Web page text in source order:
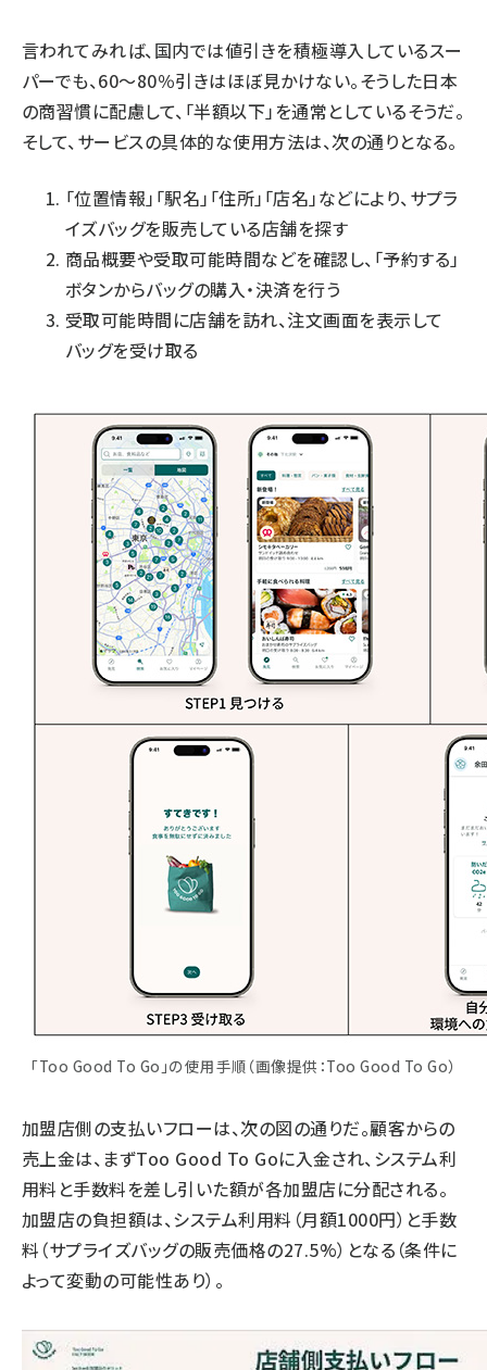
言われてみれば、国内では値引きを積極導入しているスー
パーでも、60～80％引きはほぼ見かけない。そうした日本
の商習慣に配慮して、「半額以下」を通常としているそうだ。
そして、サービスの具体的な使用方法は、次の通りとなる。
「位置情報」「駅名」「住所」「店名」などにより、サプラ
イズバッグを販売している店舗を探す
商品概要や受取可能時間などを確認し、「予約する」
ボタンからバッグの購入・決済を行う
受取可能時間に店舗を訪れ、注文画面を表示して
バッグを受け取る
「Too Good To Go」の使用手順（画像提供：Too Good To Go）
加盟店側の支払いフローは、次の図の通りだ。顧客からの
売上金は、まずToo Good To Goに入金され、システム利
用料と手数料を差し引いた額が各加盟店に分配される。
加盟店の負担額は、システム利用料（月額1000円）と手数
料（サプライズバッグの販売価格の27.5%）となる（条件に
よって変動の可能性あり）。